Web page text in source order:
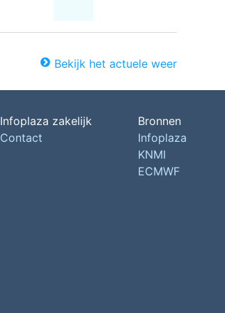
Bekijk het actuele weer
Infoplaza zakelijk
Contact
Bronnen
Infoplaza
KNMI
ECMWF